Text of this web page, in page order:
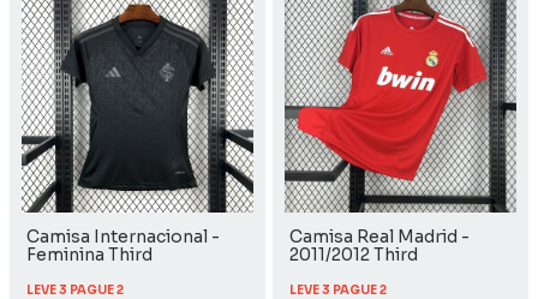
Camisa Internacional -
Feminina Third
LEVE 3 PAGUE 2
Camisa Real Madrid -
2011/2012 Third
LEVE 3 PAGUE 2